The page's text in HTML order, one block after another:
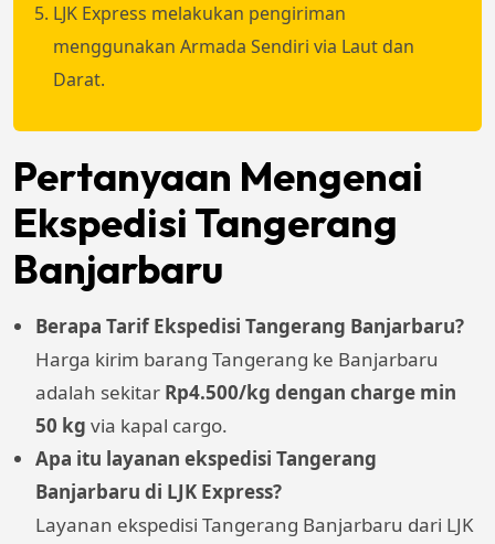
LJK Express melakukan pengiriman
menggunakan Armada Sendiri via Laut dan
Darat.
Pertanyaan Mengenai
Ekspedisi Tangerang
Banjarbaru
Berapa Tarif Ekspedisi Tangerang Banjarbaru?
Harga kirim barang Tangerang ke Banjarbaru
adalah sekitar Rp4.500/kg dengan charge min
50 kg via kapal cargo.
Apa itu layanan ekspedisi Tangerang
Banjarbaru di LJK Express?
Layanan ekspedisi Tangerang Banjarbaru dari LJK